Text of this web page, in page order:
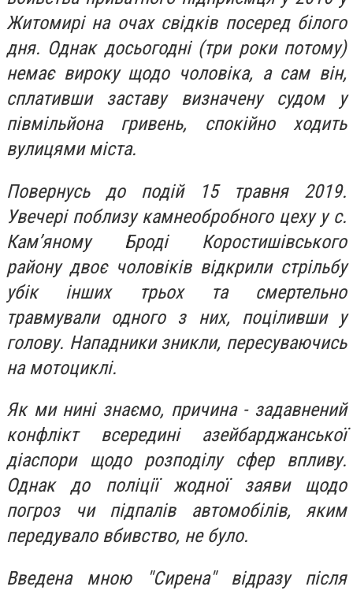
Житомирі на очах свідків посеред білого
дня. Однак досьогодні (три роки потому)
немає вироку щодо чоловіка, а сам він,
сплативши заставу визначену судом у
півмільйона гривень, спокійно ходить
вулицями міста.
Повернусь до подій 15 травня 2019.
Увечері поблизу камнеобробного цеху у с.
Кам’яному Броді Коростишівського
району двоє чоловіків відкрили стрільбу
убік інших трьох та смертельно
травмували одного з них, поціливши у
голову. Нападники зникли, пересуваючись
на мотоциклі.
Як ми нині знаємо, причина - задавнений
конфлікт всередині азейбарджанської
діаспори щодо розподілу сфер впливу.
Однак до поліції жодної заяви щодо
погроз чи підпалів автомобілів, яким
передувало вбивство, не було.
Введена мною "Сирена" відразу після